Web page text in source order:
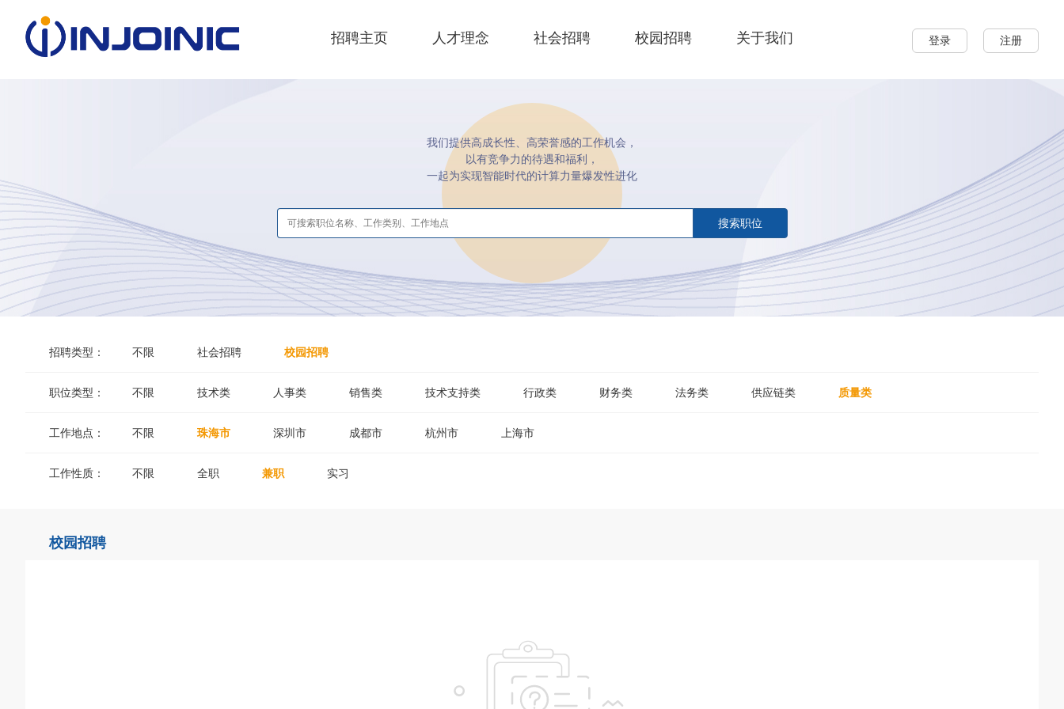
登录 注册
招聘主页 人才理念 社会招聘 校园招聘 关于我们
我们提供高成长性、高荣誉感的工作机会，
以有竞争力的待遇和福利，
一起为实现智能时代的计算力量爆发性进化
搜索职位
招聘类型： 不限 社会招聘 校园招聘
职位类型： 不限 技术类 人事类 销售类 技术支持类 行政类 财务类 法务类 供应链类 质量类
工作地点： 不限 珠海市 深圳市 成都市 杭州市 上海市
工作性质： 不限 全职 兼职 实习
校园招聘